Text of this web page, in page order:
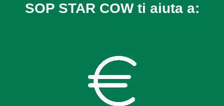
SOP STAR COW ti aiuta a: